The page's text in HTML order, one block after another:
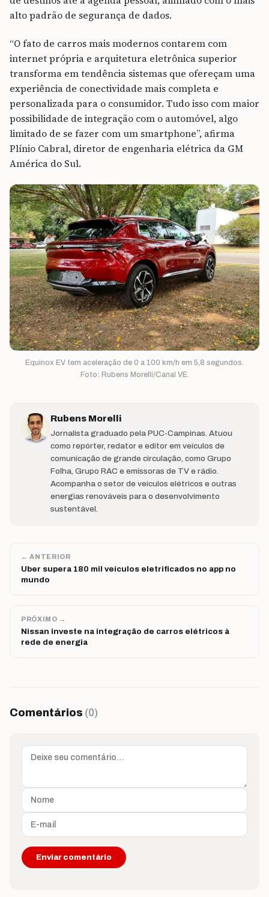
alto padrão de segurança de dados.
“O fato de carros mais modernos contarem com
internet própria e arquitetura eletrônica superior
transforma em tendência sistemas que ofereçam uma
experiência de conectividade mais completa e
personalizada para o consumidor. Tudo isso com maior
possibilidade de integração com o automóvel, algo
limitado de se fazer com um smartphone”, afirma
Plínio Cabral, diretor de engenharia elétrica da GM
América do Sul.
Equinox EV tem aceleração de 0 a 100 km/h em 5,8 segundos.
Foto: Rubens Morelli/Canal VE.
Rubens Morelli
Jornalista graduado pela PUC-Campinas. Atuou
como repórter, redator e editor em veículos de
comunicação de grande circulação, como Grupo
Folha, Grupo RAC e emissoras de TV e rádio.
Acompanha o setor de veículos elétricos e outras
energias renováveis para o desenvolvimento
sustentável.
← ANTERIOR
Uber supera 180 mil veículos eletrificados no app no
mundo
PRÓXIMO →
Nissan investe na integração de carros elétricos à
rede de energia
Comentários (0)